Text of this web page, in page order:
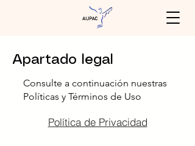
Apartado legal
Consulte a continuación nuestras
Políticas y Términos de Uso
Política de Privacidad